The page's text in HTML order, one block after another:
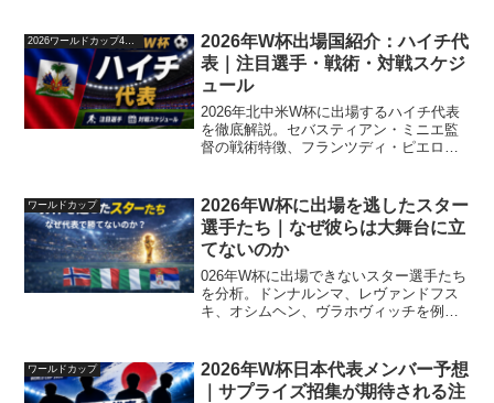
2026年W杯出場国紹介：ハイチ代
表｜注目選手・戦術・対戦スケジ
ュール
2026年北中米W杯に出場するハイチ代表
を徹底解説。セバスティアン・ミニエ監
督の戦術特徴、フランツディ・ピエロら
突破を狙うチームの強みと課題を紹介し
ます。
ワールドカップ
2026年W杯に出場を逃したスター
選手たち｜なぜ彼らは大舞台に立
てないのか
026年W杯に出場できないスター選手たち
を分析。ドンナルンマ、レヴァンドフス
キ、オシムヘン、ヴラホヴィッチを例
ワールドカップ
2026年W杯日本代表メンバー予想
｜サプライズ招集が期待される注